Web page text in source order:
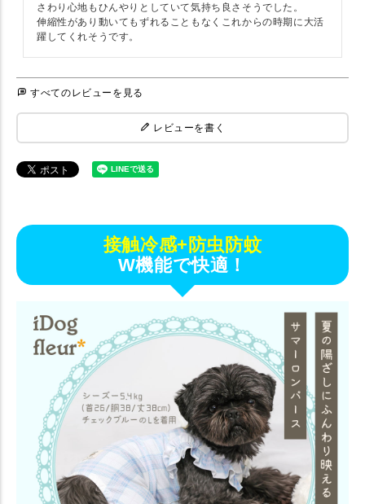
さわり心地もひんやりとしていて気持ち良さそうでした。
伸縮性があり動いてもずれることもなくこれからの時期に大活
すべてのレビューを見る
レビューを書く
接触冷感+防虫防蚊
W機能で快適！